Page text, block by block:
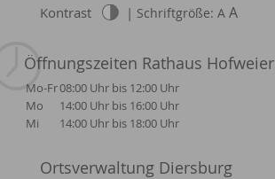
Kontrast
| Schriftgröße: AA
Öffnungszeiten Rathaus Hofweier
Mo-Fr08:00 Uhr bis 12:00 Uhr
Mo
14:00 Uhr bis 16:00 Uhr
Mi
14:00 Uhr bis 18:00 Uhr
Ortsverwaltung Diersburg